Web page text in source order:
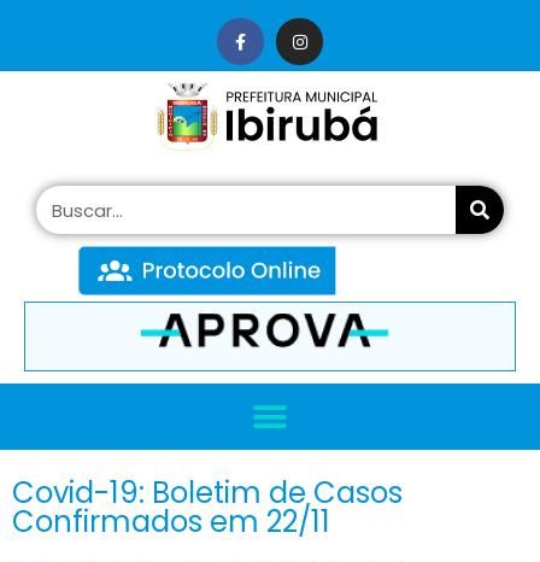
Covid-19: Boletim de Casos
Confirmados em 22/11